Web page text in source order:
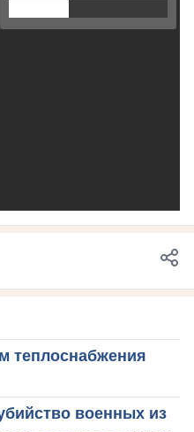
теплоснабжения
военных из